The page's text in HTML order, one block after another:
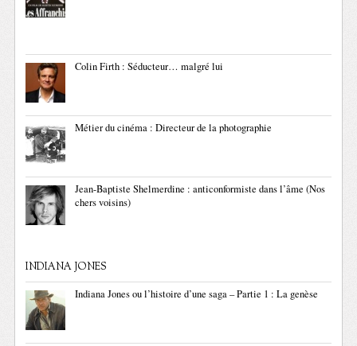
Colin Firth : Séducteur… malgré lui
Métier du cinéma : Directeur de la photographie
Jean-Baptiste Shelmerdine : anticonformiste dans l’âme (Nos
chers voisins)
INDIANA JONES
Indiana Jones ou l’histoire d’une saga – Partie 1 : La genèse